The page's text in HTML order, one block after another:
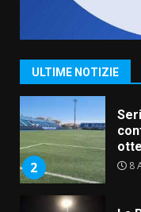
ULTIME NOTIZIE
2
3
La